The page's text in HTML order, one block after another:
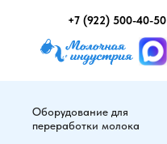
+7 (922) 500-40-50
Оборудование для
переработки молока